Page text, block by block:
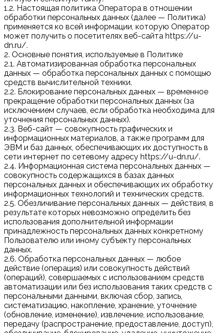
1.2. Настоящая политика Оператора в отношении
обработки персональных данных (далее — Политика)
применяется ко всей информации, которую Оператор
может получить о посетителях веб-сайта https://u-
dn.ru/.
2. Основные понятия, используемые в Политике
2.1. Автоматизированная обработка персональных
данных — обработка персональных данных с помощью
средств вычислительной техники.
2.2. Блокирование персональных данных — временное
прекращение обработки персональных данных (за
исключением случаев, если обработка необходима для
уточнения персональных данных).
2.3. Веб-сайт — совокупность графических и
информационных материалов, а также программ для
ЭВМ и баз данных, обеспечивающих их доступность в
сети интернет по сетевому адресу https://u-dn.ru/.
2.4. Информационная система персональных данных —
совокупность содержащихся в базах данных
персональных данных и обеспечивающих их обработку
информационных технологий и технических средств.
2.5. Обезличивание персональных данных — действия, в
результате которых невозможно определить без
использования дополнительной информации
принадлежность персональных данных конкретному
Пользователю или иному субъекту персональных
данных.
2.6. Обработка персональных данных — любое
действие (операция) или совокупность действий
(операций), совершаемых с использованием средств
автоматизации или без использования таких средств с
персональными данными, включая сбор, запись,
систематизацию, накопление, хранение, уточнение
(обновление, изменение), извлечение, использование,
передачу (распространение, предоставление, доступ),